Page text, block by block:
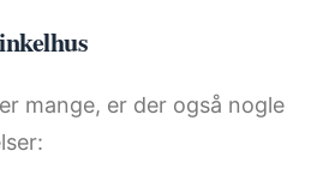
mange, er der også nogle